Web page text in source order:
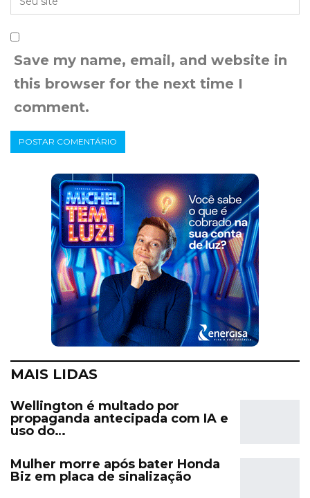
Save my name, email, and website in
this browser for the next time I
comment.
MAIS LIDAS
Wellington é multado por
propaganda antecipada com IA e
uso do…
Mulher morre após bater Honda
Biz em placa de sinalização